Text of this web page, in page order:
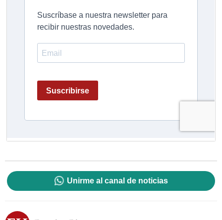
Unirme al canal de noticias